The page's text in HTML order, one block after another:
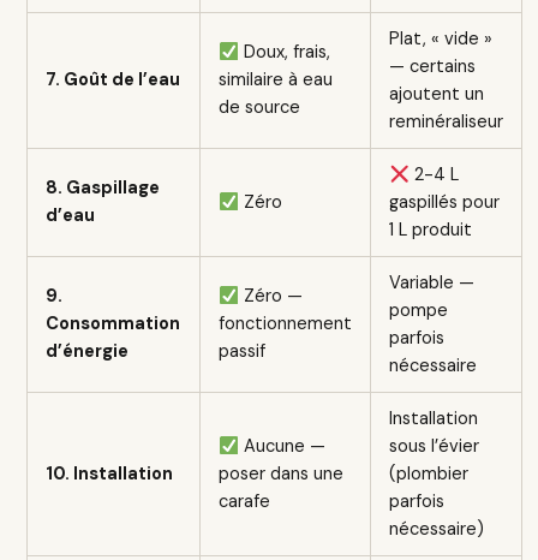
7. Goût de l’eau
Doux, frais,
similaire à eau
de source
Plat, « vide »
— certains
ajoutent un
reminéraliseur
8. Gaspillage
d’eau
Zéro
2-4 L
gaspillés pour
1 L produit
9.
Consommation
d’énergie
Zéro —
fonctionnement
passif
Variable —
pompe
parfois
nécessaire
10. Installation
Aucune —
poser dans une
carafe
Installation
sous l’évier
(plombier
parfois
nécessaire)